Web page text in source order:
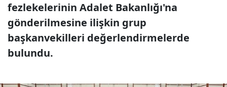
fezlekelerinin Adalet Bakanlığı'na
gönderilmesine ilişkin grup
başkanvekilleri değerlendirmelerde
bulundu.